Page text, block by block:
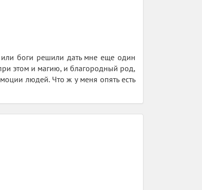
боги решили дать мне еще один
этом и магию, и благородный род,
людей. Что ж у меня опять есть